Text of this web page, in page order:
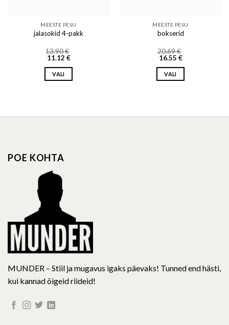
MEESTE PESU
jalasokid 4-pakk
13.90€
11.12 €
VALI
multiple
may
chosen
on
the
product
page
MEESTE PESU
bokserid
20.69€
16.55 €
VALI
multiple
POE KOHTA
MUNDER – Stiil ja mugavus igaks päevaks! Tunned end hästi,
kui kannad õigeid riideid!